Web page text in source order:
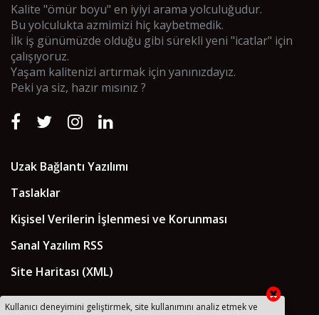
Kalite "ömür boyu" en iyiyi arama yolculuğudur.
Bu yolculukta azmimizi hiç kaybetmedik.
İlk iş günümüzde olduğu gibi sürekli yeni "icatlar" için
çalışıyoruz.
Yaşam kalitenizi artırmak için yanınızdayız.
Peki ya siz, hazır mısınız ?
Uzak Bağlantı Yazılımı
Taslaklar
Kişisel Verilerin İşlenmesi ve Korunması
Sanal Yazılım RSS
Site Haritası (XML)
Kullanıcı deneyimini geliştirmek, site kullanımını analiz etmek ve